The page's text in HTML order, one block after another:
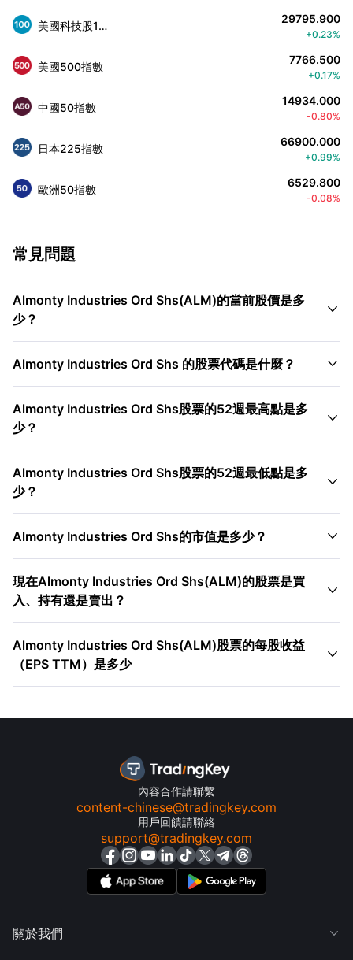
美國科技股100指數 29795.900
+0.23%
美國500指數 7766.500
+0.17%
中國50指數 14934.000
-0.80%
日本225指數 66900.000
+0.99%
歐洲50指數 6529.800
-0.08%
常見問題
Almonty Industries Ord Shs(ALM)的當前股價是多
少？

Almonty Industries Ord Shs 的股票代碼是什麼？ 
Almonty Industries Ord Shs股票的52週最高點是多
少？

Almonty Industries Ord Shs股票的52週最低點是多
少？

Almonty Industries Ord Shs的市值是多少？ 
現在Almonty Industries Ord Shs(ALM)的股票是買
入、持有還是賣出？

Almonty Industries Ord Shs(ALM)股票的每股收益
（EPS TTM）是多少

內容合作請聯繫
content-chinese@tradingkey.com
用戶回饋請聯絡
support@tradingkey.com
關於我們 